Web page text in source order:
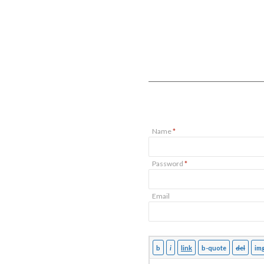
Name*
Password *
Email